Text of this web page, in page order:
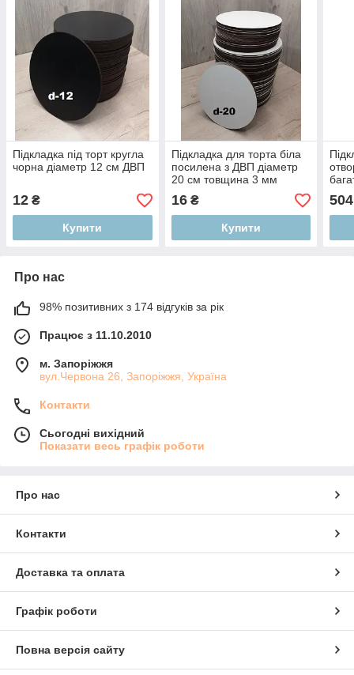
Підкладка під торт кругла
чорна діаметр 12 см ДВП
12 ₴
Купити
Підкладка для торта біла
посилена з ДВП діаметр
20 см товщина 3 мм
16₴
Купити
504
Про нас
98% позитивних з 174 відгуків за рік
Працює з 11.10.2010
м. Запоріжжя
вул.Червона 26, Запоріжжя, Україна
Контакти
Сьогодні вихідний
Показати весь графік роботи
Про нас
Контакти
Доставка та оплата
Графік роботи
Повна версія сайту